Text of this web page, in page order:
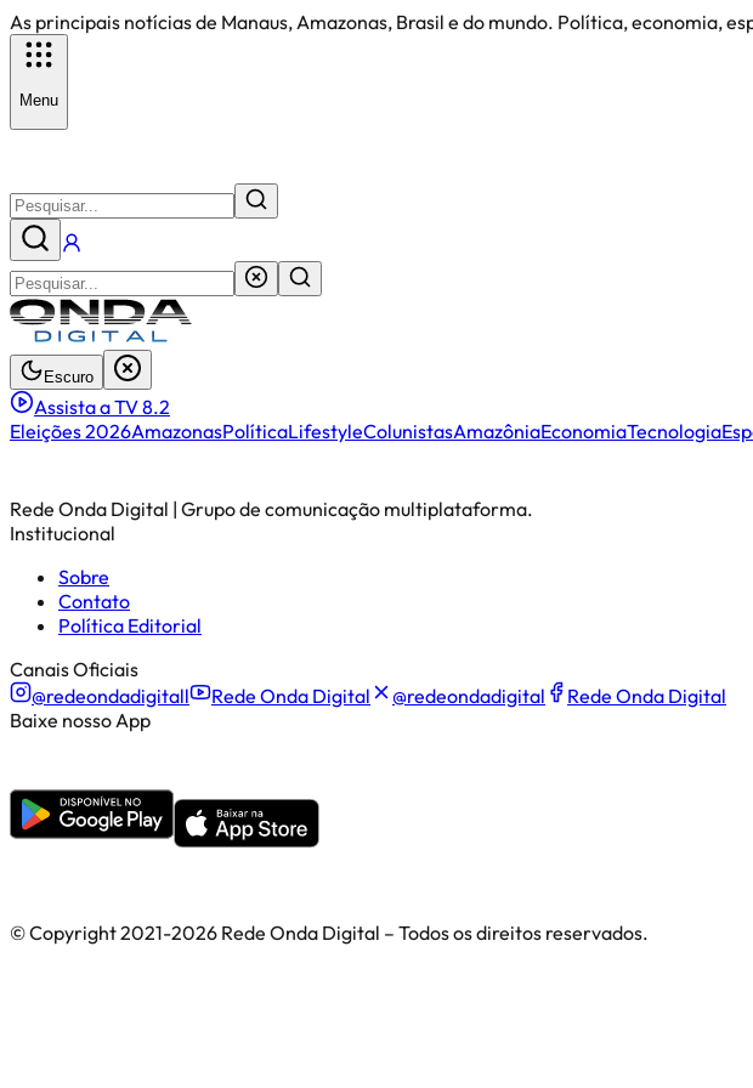
As principais notícias de Manaus, Amazonas, Brasil e do mundo. Política, economia,
Menu
Escuro
Assista a TV 8.2
Eleições 2026AmazonasPolíticaLifestyleColunistasAmazôniaEconomiaTecnologia
Rede Onda Digital | Grupo de comunicação multiplataforma.
Institucional
Sobre
Contato
Política Editorial
Canais Oficiais
@redeondadigitall
Rede Onda Digital @redeondadigital
Rede Onda Digital
Baixe nosso App
© Copyright 2021-2026 Rede Onda Digital – Todos os direitos reservados.